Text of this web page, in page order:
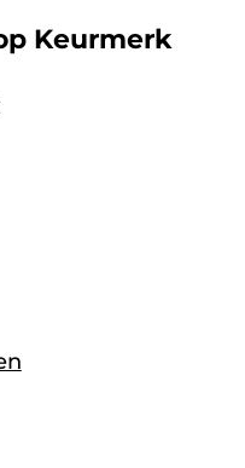
Keurmerk